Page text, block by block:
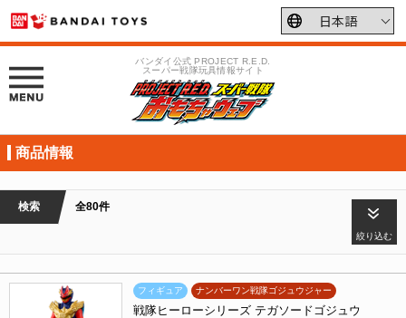
バンダイ公式 PROJECT R.E.D.
スーパー戦隊玩具情報サイト
商品情報
検索 全80件
絞り込む
フィギュア ナンバーワン戦隊ゴジュウジャー
戦隊ヒーローシリーズ テガソードゴジュウ